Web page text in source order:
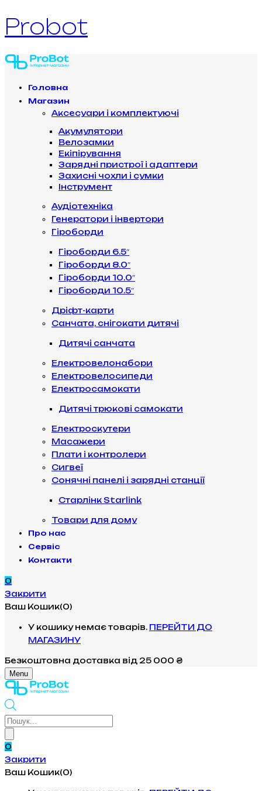
Probot
Головна
Магазин
Аксесуари і комплектуючі
Акумулятори
Велозамки
Екіпірування
Зарядні пристрої і адаптери
Захисні чохли і сумки
Інструмент
Аудіотехніка
Генератори і інвертори
Гіроборди
Гіроборди 6.5″
Гіроборди 8.0″
Гіроборди 10.0″
Гіроборди 10.5″
Дріфт-карти
Санчата, снігокати дитячі
Дитячі санчата
Електровелонабори
Електровелосипеди
Електросамокати
Дитячі трюкові самокати
Електроскутери
Масажери
Плати і контролери
Сигвеї
Сонячні панелі і зарядні станції
Старлінк Starlink
Товари для дому
Про нас
Сервіс
Контакти
0
Закрити
Ваш Кошик(0)
У кошику немає товарів. ПЕРЕЙТИ ДО
МАГАЗИНУ
Безкоштовна доставка від 25 000 ₴
Menu
Products
0
Закрити
Ваш Кошик(0)